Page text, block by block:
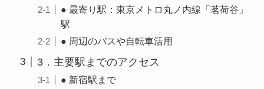
● 最寄り駅：東京メトロ丸ノ内線「茗荷谷」
駅
● 周辺のバスや自転車活用
3．主要駅までのアクセス
● 新宿駅まで